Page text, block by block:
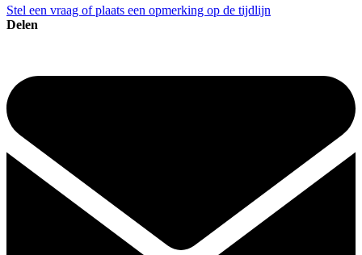
Stel een vraag of plaats een opmerking op de tijdlijn
Delen